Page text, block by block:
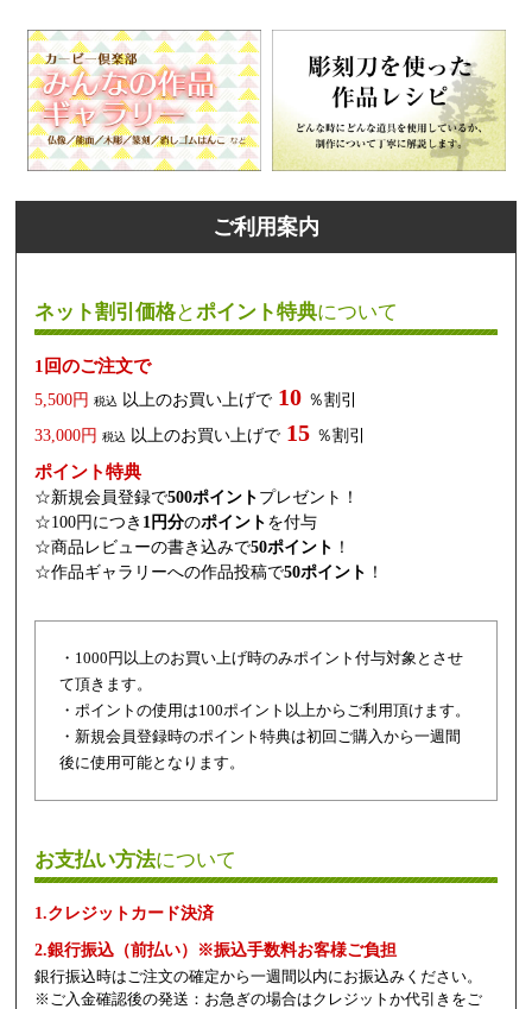
ご利用案内
ネット割引価格とポイント特典について
1回のご注文で
5,500円 税込 以上のお買い上げで 10 ％割引
33,000円 税込 以上のお買い上げで 15 ％割引
ポイント特典
☆新規会員登録で500ポイント プレゼント！
☆100円につき 1円分のポイント を付与
☆商品レビューの書き込みで50ポイント ！
☆作品ギャラリーへの作品投稿で50ポイント ！
・1000円以上のお買い上げ時のみポイント付与対象とさせ
て頂きます。
・ポイントの使用は100ポイント以上からご利用頂けます。
・新規会員登録時のポイント特典は初回ご購入から一週間
後に使用可能となります。
お支払い方法について
1.クレジットカード決済
2.銀行振込（前払い）※振込手数料お客様ご負担
銀行振込時はご注文の確定から一週間以内にお振込みください。
※ご入金確認後の発送：お急ぎの場合はクレジットか代引きをご